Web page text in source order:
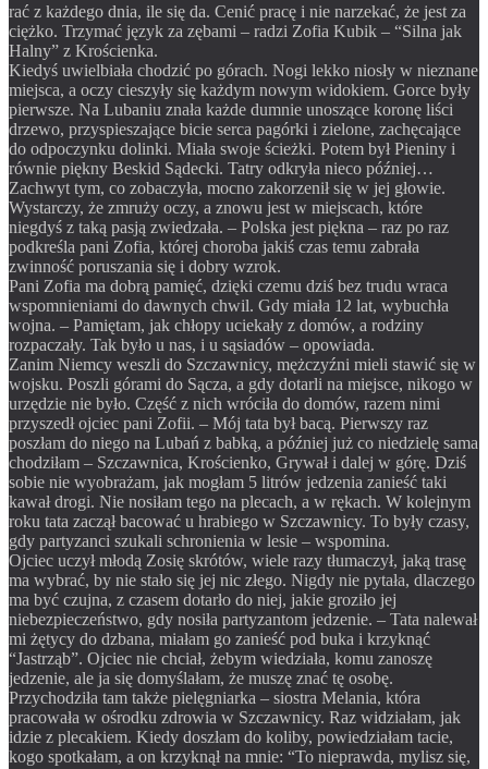
rać z każdego dnia, ile się da. Cenić pracę i nie narzekać, że jest za
ciężko. Trzymać język za zębami – radzi Zofia Kubik – “Silna jak
Halny” z Krościenka.
Kiedyś uwielbiała chodzić po górach. Nogi lekko niosły w nieznane
miejsca, a oczy cieszyły się każdym nowym widokiem. Gorce były
pierwsze. Na Lubaniu znała każde dumnie unoszące koronę liści
drzewo, przyspieszające bicie serca pagórki i zielone, zachęcające
do odpoczynku dolinki. Miała swoje ścieżki. Potem był Pieniny i
równie piękny Beskid Sądecki. Tatry odkryła nieco później…
Zachwyt tym, co zobaczyła, mocno zakorzenił się w jej głowie.
Wystarczy, że zmruży oczy, a znowu jest w miejscach, które
niegdyś z taką pasją zwiedzała. – Polska jest piękna – raz po raz
podkreśla pani Zofia, której choroba jakiś czas temu zabrała
zwinność poruszania się i dobry wzrok.
Pani Zofia ma dobrą pamięć, dzięki czemu dziś bez trudu wraca
wspomnieniami do dawnych chwil. Gdy miała 12 lat, wybuchła
wojna. – Pamiętam, jak chłopy uciekały z domów, a rodziny
rozpaczały. Tak było u nas, i u sąsiadów – opowiada.
Zanim Niemcy weszli do Szczawnicy, mężczyźni mieli stawić się w
wojsku. Poszli górami do Sącza, a gdy dotarli na miejsce, nikogo w
urzędzie nie było. Część z nich wróciła do domów, razem nimi
przyszedł ojciec pani Zofii. – Mój tata był bacą. Pierwszy raz
poszłam do niego na Lubań z babką, a później już co niedzielę sama
chodziłam – Szczawnica, Krościenko, Grywał i dalej w górę. Dziś
sobie nie wyobrażam, jak mogłam 5 litrów jedzenia zanieść taki
kawał drogi. Nie nosiłam tego na plecach, a w rękach. W kolejnym
roku tata zaczął bacować u hrabiego w Szczawnicy. To były czasy,
gdy partyzanci szukali schronienia w lesie – wspomina.
Ojciec uczył młodą Zosię skrótów, wiele razy tłumaczył, jaką trasę
ma wybrać, by nie stało się jej nic złego. Nigdy nie pytała, dlaczego
ma być czujna, z czasem dotarło do niej, jakie groziło jej
niebezpieczeństwo, gdy nosiła partyzantom jedzenie. – Tata nalewał
mi żętycy do dzbana, miałam go zanieść pod buka i krzyknąć
“Jastrząb”. Ojciec nie chciał, żebym wiedziała, komu zanoszę
jedzenie, ale ja się domyślałam, że muszę znać tę osobę.
Przychodziła tam także pielęgniarka – siostra Melania, która
pracowała w ośrodku zdrowia w Szczawnicy. Raz widziałam, jak
idzie z plecakiem. Kiedy doszłam do koliby, powiedziałam tacie,
kogo spotkałam, a on krzyknął na mnie: “To nieprawda, mylisz się,